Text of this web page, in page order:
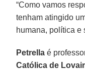
“Como vamos
tenham atingido
humana, política e
Petrella é
Católica de